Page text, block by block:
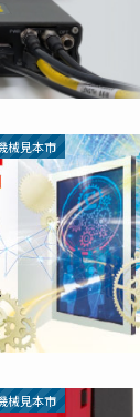
械見本市
械見本市